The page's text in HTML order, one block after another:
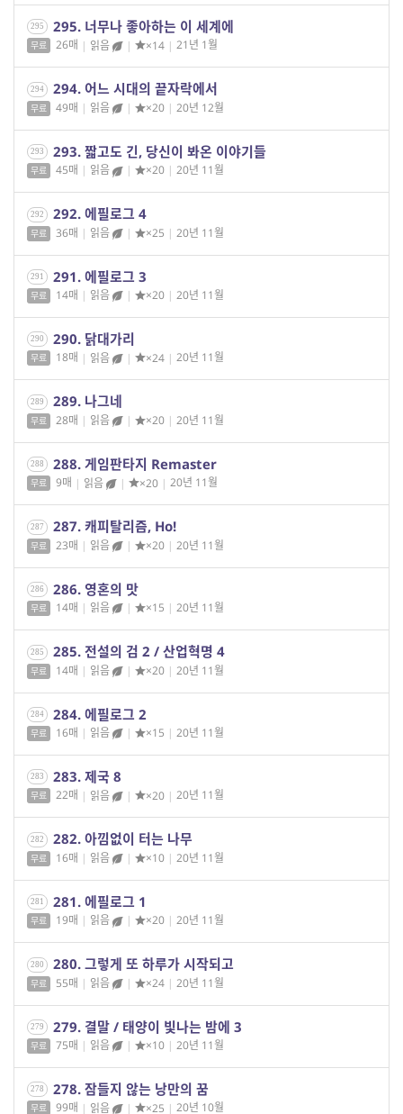
295 295. 너무나 좋아하는 이 세계에
무료 26매 | 읽음 | ×14 | 21년 1월
294 294. 어느 시대의 끝자락에서
무료 49매 | 읽음 | ×20 | 20년 12월
293 293. 짧고도 긴, 당신이 봐온 이야기들
무료 45매 | 읽음 | ×20 | 20년 11월
292 292. 에필로그 4
무료 36매 | 읽음 | ×25 | 20년 11월
291 291. 에필로그 3
무료 14매 | 읽음 | ×20 | 20년 11월
290 290. 닭대가리
무료 18매 | 읽음 | ×24 | 20년 11월
289 289. 나그네
무료 28매 | 읽음 | ×20 | 20년 11월
288 288. 게임판타지 Remaster
무료 9매 | 읽음 | ×20 | 20년 11월
287 287. 캐피탈리즘, Ho!
무료 23매 | 읽음 | ×20 | 20년 11월
286 286. 영혼의 맛
무료 14매 | 읽음 | ×15 | 20년 11월
285 285. 전설의 검 2 / 산업혁명 4
무료 14매 | 읽음 | ×20 | 20년 11월
284 284. 에필로그 2
무료 16매 | 읽음 | ×15 | 20년 11월
283 283. 제국 8
무료 22매 | 읽음 | ×20 | 20년 11월
282 282. 아낌없이 터는 나무
무료 16매 | 읽음 | ×10 | 20년 11월
281 281. 에필로그 1
무료 19매 | 읽음 | ×20 | 20년 11월
280 280. 그렇게 또 하루가 시작되고
무료 55매 | 읽음 | ×24 | 20년 11월
279 279. 결말 / 태양이 빛나는 밤에 3
무료 75매 | 읽음 | ×10 | 20년 11월
278 278. 잠들지 않는 낭만의 꿈
무료 99매 | 읽음 | ×25 | 20년 10월